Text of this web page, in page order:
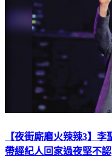
帶經紀人回家過夜堅不認